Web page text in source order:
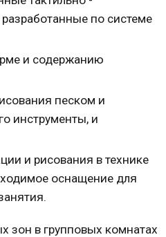
по системе
и содержанию
песком и
инструменты, и
и рисования в технике
оснащение для
зон в групповых комнатах